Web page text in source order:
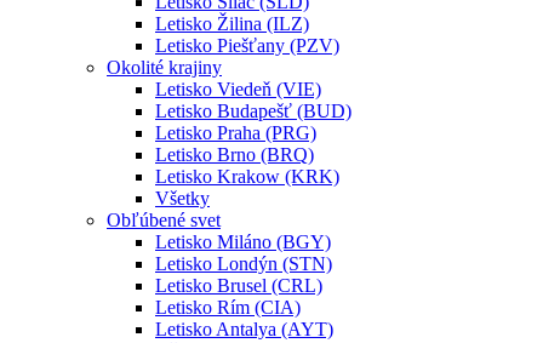
Letisko Žilina (ILZ)
Letisko Piešťany (PZV)
Okolité krajiny
Letisko Viedeň (VIE)
Letisko Budapešť (BUD)
Letisko Praha (PRG)
Letisko Brno (BRQ)
Letisko Krakow (KRK)
Všetky
Obľúbené svet
Letisko Miláno (BGY)
Letisko Londýn (STN)
Letisko Brusel (CRL)
Letisko Rím (CIA)
Letisko Antalya (AYT)